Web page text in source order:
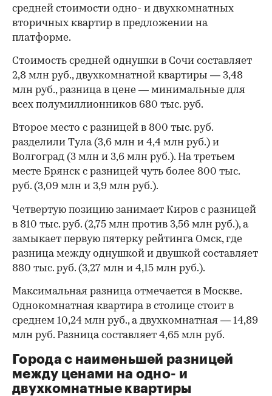
средней стоимости одно- и двухкомнатных
вторичных квартир в предложении на
платформе.
Стоимость средней однушки в Сочи составляет
2,8 млн руб., двухкомнатной квартиры — 3,48
млн руб., разница в цене — минимальные для
всех полумиллионников 680 тыс. руб.
Второе место с разницей в 800 тыс. руб.
разделили Тула (3,6 млн и 4,4 млн руб.) и
Волгоград (3 млн и 3,6 млн руб.). На третьем
месте Брянск с разницей чуть более 800 тыс.
руб. (3,09 млн и 3,9 млн руб.).
00:00
Четвертую позицию занимает Киров с разницей
в 810 тыс. руб. (2,75 млн против 3,56 млн руб.), а
замыкает первую пятерку рейтинга Омск, где
разница между однушкой и двушкой составляет
880 тыс. руб. (3,27 млн и 4,15 млн руб.).
Максимальная разница отмечается в Москве.
Однокомнатная квартира в столице стоит в
среднем 10,24 млн руб., а двухкомнатная — 14,89
млн руб. Разница составляет 4,65 млн руб.
Города с наименьшей разницей
между ценами на одно- и
двухкомнатные квартиры